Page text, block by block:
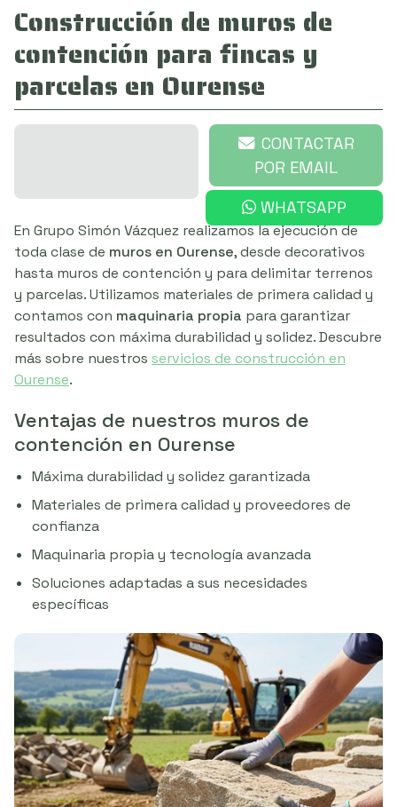
Construcción de muros de
contención para fincas y
parcelas en Ourense
649 721 539
CONTACTAR
POR EMAIL
WHATSAPP
En Grupo Simón Vázquez realizamos la ejecución de
toda clase de muros en Ourense, desde decorativos
hasta muros de contención y para delimitar terrenos
y parcelas. Utilizamos materiales de primera calidad y
contamos con maquinaria propia para garantizar
resultados con máxima durabilidad y solidez. Descubre
más sobre nuestros servicios de construcción en
Ourense.
Ventajas de nuestros muros de
contención en Ourense
Máxima durabilidad y solidez garantizada
Materiales de primera calidad y proveedores de
confianza
Maquinaria propia y tecnología avanzada
Soluciones adaptadas a sus necesidades
específicas